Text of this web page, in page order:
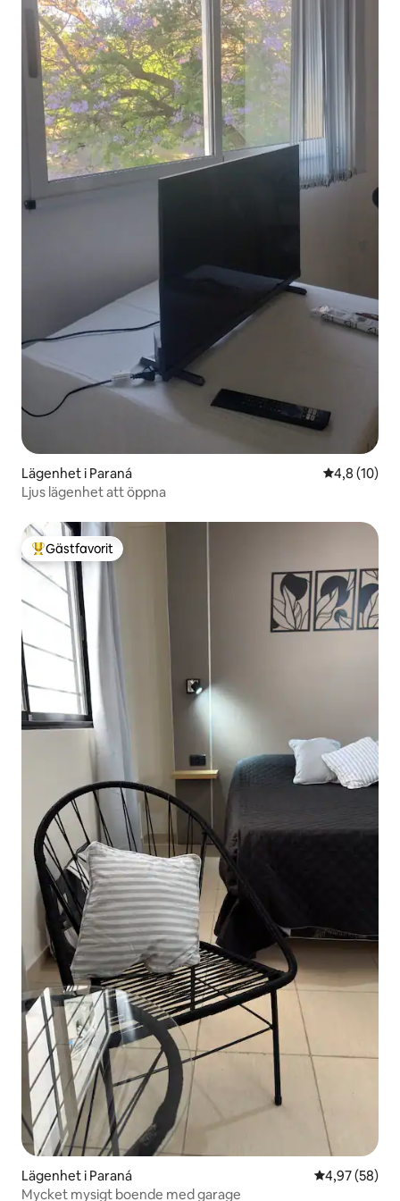
Lägenhet i Paraná 4,8 av 5 i
4,8 (10)
Ljus lägenhet att öppna
Populär gästfavorit
Gästfavorit
Lägenhet i Paraná 4,97 av 5 i
4,97 (58)
Mycket mysigt boende med garage